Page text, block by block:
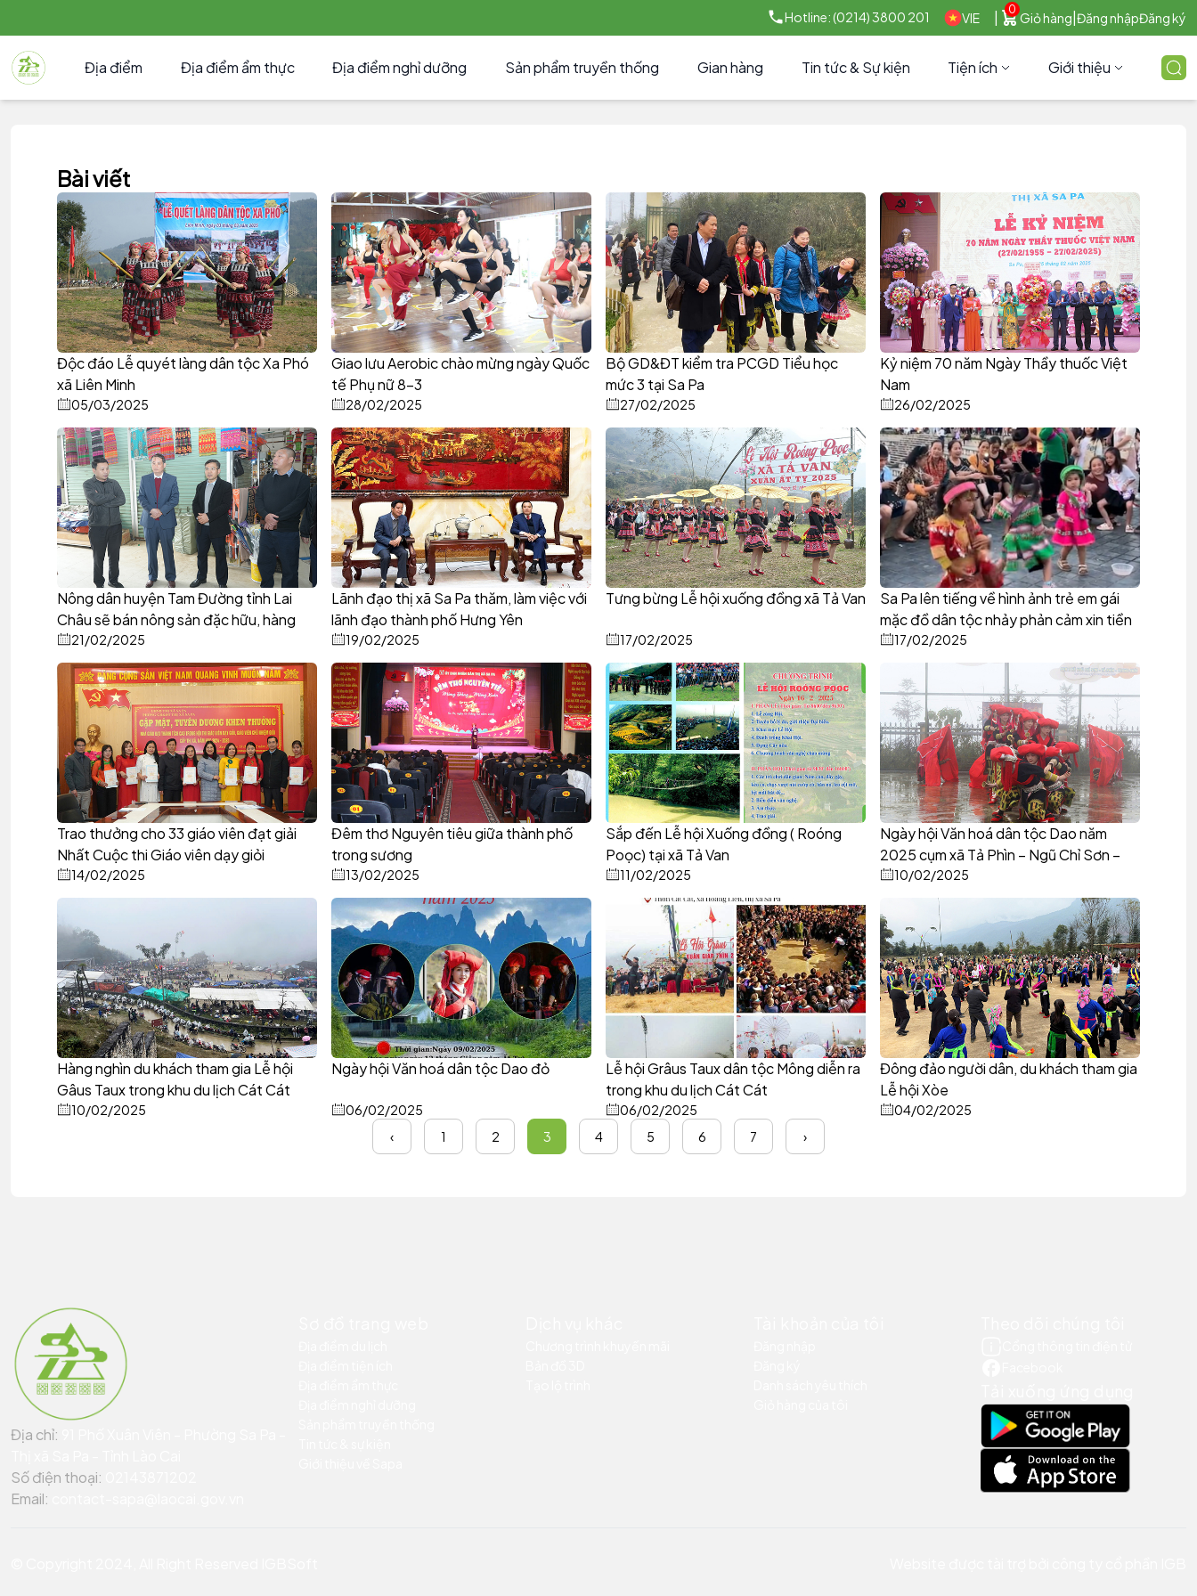
Hotline: (0214) 3800 201 VIE
0
Giỏ hàng Đăng nhậpĐăng ký
Địa điểm Địa điểm ẩm thực Địa điểm nghỉ dưỡng Sản phẩm truyền thống Gian hàng Tin tức & Sự kiện Tiện ích Giới thiệu
Bài viết
Độc đáo Lễ quyét làng dân tộc Xa Phó
xã Liên Minh
05/03/2025
Giao lưu Aerobic chào mừng ngày Quốc
tế Phụ nữ 8-3
28/02/2025
Bộ GD&ĐT kiểm tra PCGD Tiểu học
mức 3 tại Sa Pa
27/02/2025
Kỷ niệm 70 năm Ngày Thầy thuốc Việt
Nam
26/02/2025
Nông dân huyện Tam Đường tỉnh Lai
Châu sẽ bán nông sản đặc hữu, hàng
thủ công tại chợ Văn hoá Sa Pa
21/02/2025
Lãnh đạo thị xã Sa Pa thăm, làm việc với
lãnh đạo thành phố Hưng Yên
19/02/2025
Tưng bừng Lễ hội xuống đồng xã Tả Van
17/02/2025
Sa Pa lên tiếng về hình ảnh trẻ em gái
mặc đồ dân tộc nhảy phản cảm xin tiền
17/02/2025
Trao thưởng cho 33 giáo viên đạt giải
Nhất Cuộc thi Giáo viên dạy giỏi
14/02/2025
Đêm thơ Nguyên tiêu giữa thành phố
trong sương
13/02/2025
Sắp đến Lễ hội Xuống đồng ( Roóng
Poọc) tại xã Tả Van
11/02/2025
Ngày hội Văn hoá dân tộc Dao năm
2025 cụm xã Tả Phìn – Ngũ Chỉ Sơn –
Trung Chải
10/02/2025
Hàng nghìn du khách tham gia Lễ hội
Gâus Taux trong khu du lịch Cát Cát
10/02/2025
Ngày hội Văn hoá dân tộc Dao đỏ
06/02/2025
Lễ hội Grâus Taux dân tộc Mông diễn ra
trong khu du lịch Cát Cát
06/02/2025
Đông đảo người dân, du khách tham gia
Lễ hội Xòe
04/02/2025
‹
1 2 3 4 5 6 7 ›
Địa chỉ:
Số điện thoại:
Email: